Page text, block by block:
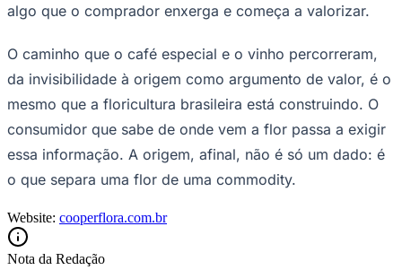
Fluminense
algo que o comprador enxerga e começa a valorizar.
O caminho que o café especial e o vinho percorreram,
da invisibilidade à origem como argumento de valor, é o
mesmo que a floricultura brasileira está construindo. O
consumidor que sabe de onde vem a flor passa a exigir
essa informação. A origem, afinal, não é só um dado: é
o que separa uma flor de uma commodity.
Website: cooperflora.com.br
Nota da Redação